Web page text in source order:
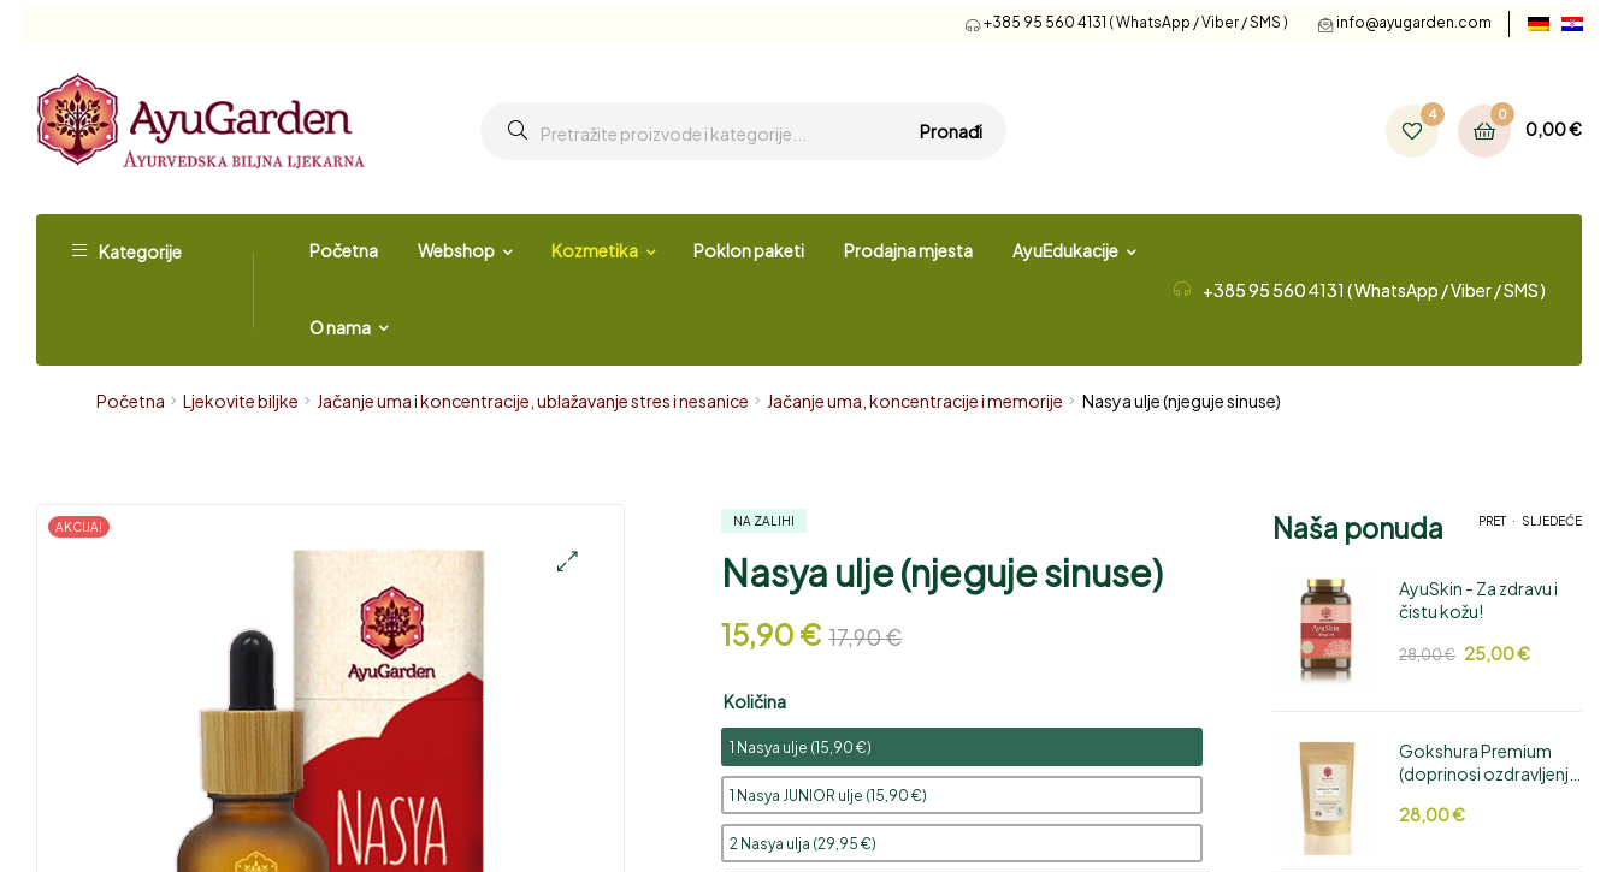
+385 95 560 4131 ( WhatsApp / Viber / SMS ) info@ayugarden.com
Pronađi
4 0
0,00€
Kategorije Početna Webshop Kozmetika Poklon paketi Prodajna mjesta AyuEdukacije
O nama
+385 95 560 4131 ( WhatsApp / Viber / SMS )
Početna Ljekovite biljke Jačanje uma i koncentracije, ublažavanje stres i nesanice Jačanje uma, koncentracije i memorije Nasya ulje (njeguje sinuse)
AKCIJA! PRET
49,00€
. SLJEDEĆE
28,00€
NA ZALIHI
Nasya ulje (njeguje sinuse)
17,90€
15,90 €
Količina
1 Nasya ulje (15,90 €)
1 Nasya JUNIOR ulje (15,90 €)
2 Nasya ulja (29,95 €)
Naša ponuda
AyuSkin - Za zdravu i
čistu kožu!
28,00€ 25,00€
Gokshura Premium
(doprinosi ozdravljenju
prostate)
28,00€